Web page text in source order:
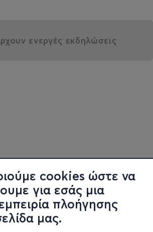
cookies ώστε να
για εσάς μια
πλοήγησης
μας.
ενεργές εκδηλώσεις